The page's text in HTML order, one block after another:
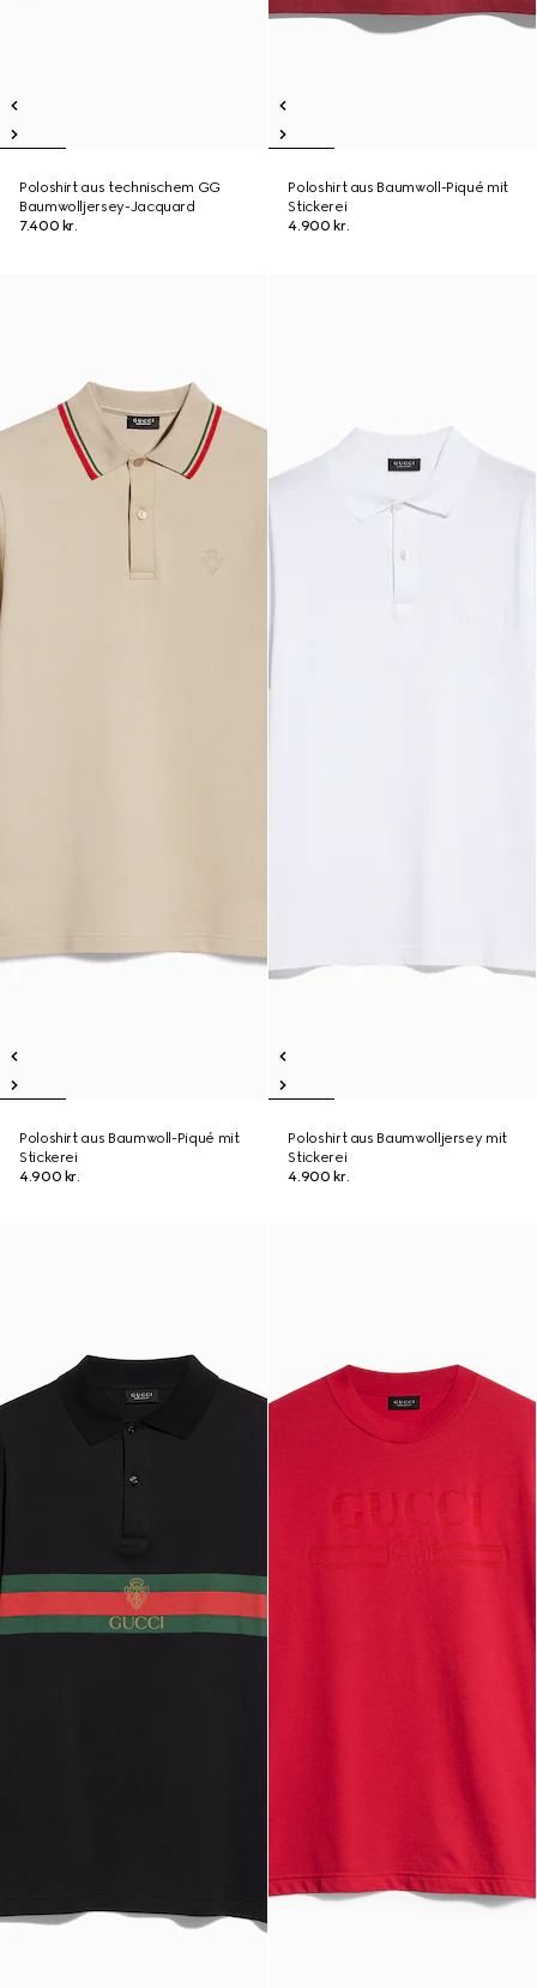
Poloshirt aus technischem GG
Baumwolljersey-Jacquard
7.400 kr.
Poloshirt aus Baumwoll-Piqué mit
Stickerei
4.900 kr.
Poloshirt aus Baumwoll-Piqué mit
Stickerei
4.900 kr.
Poloshirt aus Baumwolljersey mit
Stickerei
4.900 kr.